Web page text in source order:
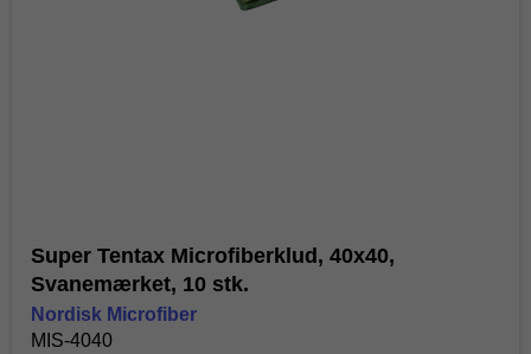
Super Tentax Microfiberklud, 40x40,
Svanemærket, 10 stk.
Nordisk Microfiber
MIS-4040